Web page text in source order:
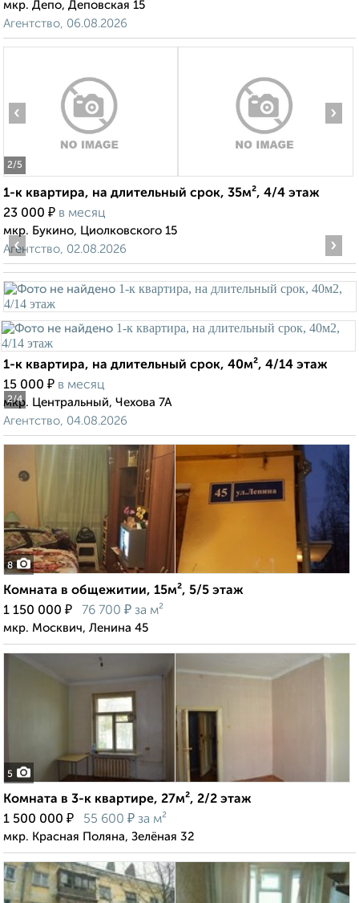
мкр. Депо, Деповская 15
Агентство, 06.08.2026
2/5
‹ ›
1-к квартира, на длительный срок, 35м², 4/4 этаж
23 000 ₽ в месяц
мкр. Букино, Циолковского 15
Агентство, 02.08.2026
2/4
‹ ›
1-к квартира, на длительный срок, 40м², 4/14 этаж
15 000 ₽ в месяц
мкр. Центральный, Чехова 7А
Агентство, 04.08.2026
8
Комната в общежитии, 15м², 5/5 этаж
1 150 000 ₽ 76 700 ₽ за м²
мкр. Москвич, Ленина 45
5
Комната в 3-к квартире, 27м², 2/2 этаж
1 500 000 ₽ 55 600 ₽ за м²
мкр. Красная Поляна, Зелёная 32